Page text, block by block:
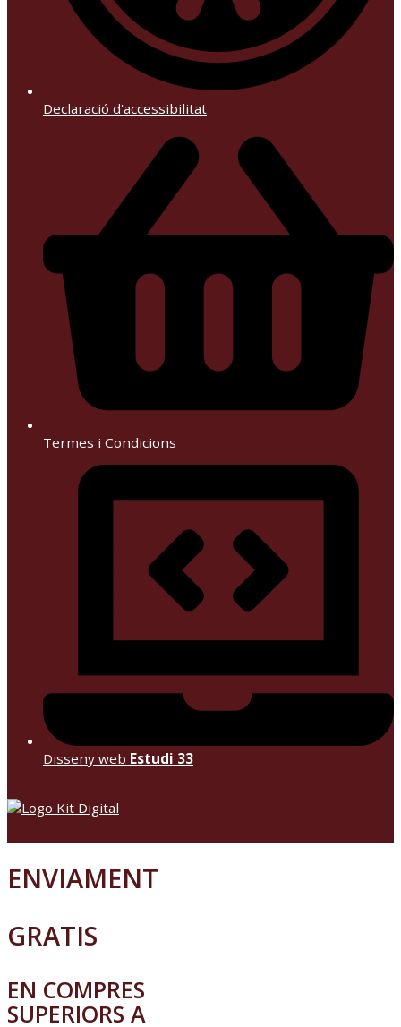
Declaració d'accessibilitat
Termes i Condicions
Disseny web Estudi 33
ENVIAMENT
GRATIS
EN COMPRES
SUPERIORS A